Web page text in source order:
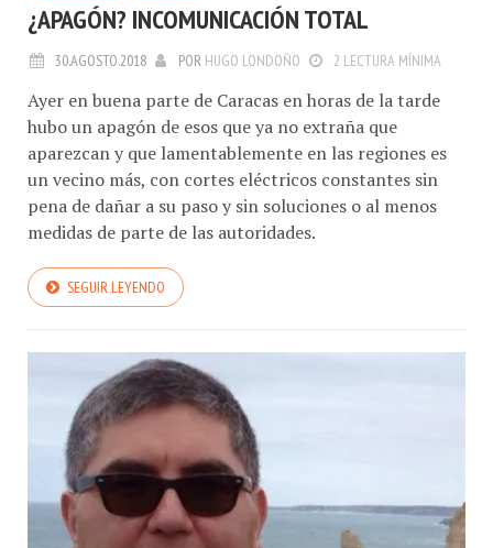
¿APAGÓN? INCOMUNICACIÓN TOTAL
30.AGOSTO.2018 POR HUGO LONDOÑO 2 LECTURA MÍNIMA
Ayer en buena parte de Caracas en horas de la tarde
hubo un apagón de esos que ya no extraña que
aparezcan y que lamentablemente en las regiones es
un vecino más, con cortes eléctricos constantes sin
pena de dañar a su paso y sin soluciones o al menos
medidas de parte de las autoridades.
SEGUIR LEYENDO